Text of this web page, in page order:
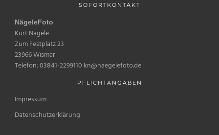
SOFORTKONTAKT
NägeleFoto
Kurt Nägele
Zum Festplatz 23
23966 Wismar
Telefon: 03841-2299110 kn@naegelefoto.de
PFLICHTANGABEN
Impressum
Datenschutzerklärung